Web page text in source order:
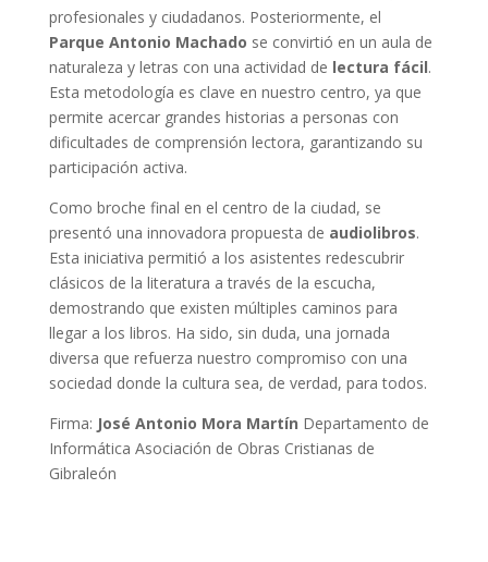
profesionales y ciudadanos. Posteriormente, el
Parque Antonio Machado se convirtió en un aula de
naturaleza y letras con una actividad de lectura fácil.
Esta metodología es clave en nuestro centro, ya que
permite acercar grandes historias a personas con
dificultades de comprensión lectora, garantizando su
participación activa.
Como broche final en el centro de la ciudad, se
presentó una innovadora propuesta de audiolibros.
Esta iniciativa permitió a los asistentes redescubrir
clásicos de la literatura a través de la escucha,
demostrando que existen múltiples caminos para
llegar a los libros. Ha sido, sin duda, una jornada
diversa que refuerza nuestro compromiso con una
sociedad donde la cultura sea, de verdad, para todos.
Firma: José Antonio Mora Martín Departamento de
Informática Asociación de Obras Cristianas de
Gibraleón